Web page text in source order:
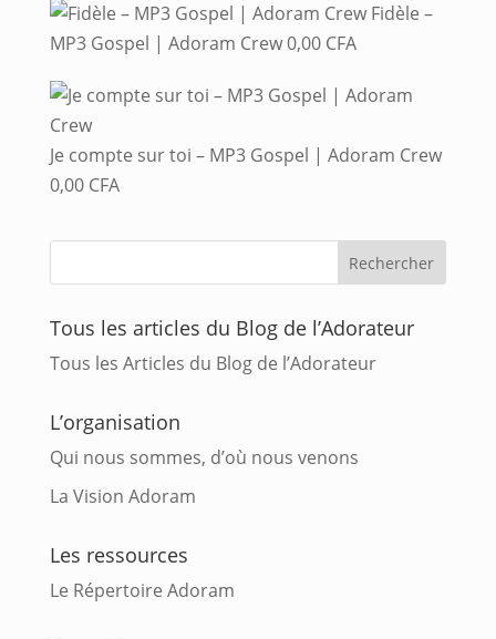
Fidèle –
MP3 Gospel | Adoram Crew0,00 CFA
Je compte sur toi – MP3 Gospel | Adoram Crew
0,00 CFA
Tous les articles du Blog de l’Adorateur
Tous les Articles du Blog de l’Adorateur
L’organisation
Qui nous sommes, d’où nous venons
La Vision Adoram
Les ressources
Le Répertoire Adoram